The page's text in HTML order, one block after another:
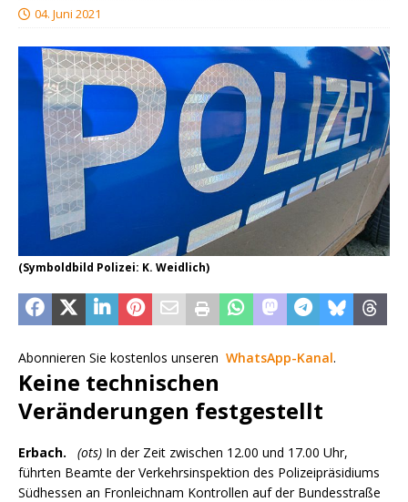
04. Juni 2021
(Symboldbild Polizei: K. Weidlich)
Abonnieren Sie kostenlos unseren WhatsApp-Kanal.
Keine technischen
Veränderungen festgestellt
Erbach. (ots) In der Zeit zwischen 12.00 und 17.00 Uhr,
führten Beamte der Verkehrsinspektion des Polizeipräsidiums
Südhessen an Fronleichnam Kontrollen auf der Bundesstraße